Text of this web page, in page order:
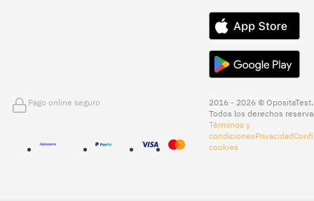
Pago online seguro
2016 - 2026 © OpositaTest.
Todos los derechos
Términos y
condicionesPrivacidad
cookies